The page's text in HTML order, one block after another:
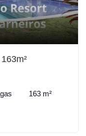
163 m²